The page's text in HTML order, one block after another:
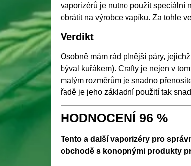
vaporizérů je nutno použít speciální
obrátit na výrobce vapíku. Za tohle
Verdikt
Osobně mám rád plnější páry,
býval kuřákem). Crafty je nejen v
malým rozměrům je snadno
řadě je jeho základní použití tak
HODNOCENÍ 96 %
Tento a další vaporizéry pro
obchodě s konopnými produkty